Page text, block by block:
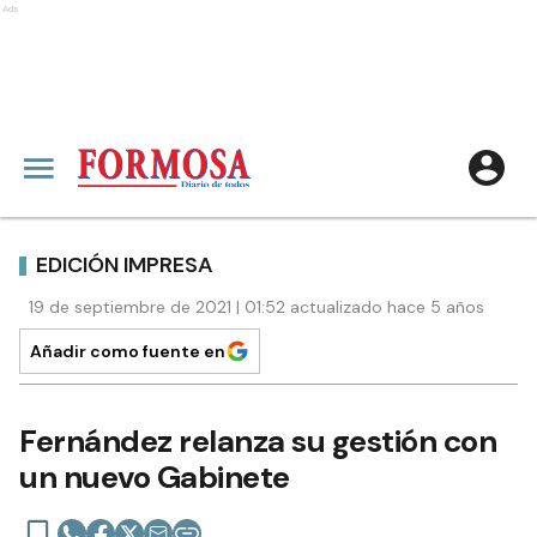
Ads
EDICIÓN IMPRESA
19 de septiembre de 2021 | 01:52 actualizado hace 5 años
Añadir como fuente en
Fernández relanza su gestión con
un nuevo Gabinete